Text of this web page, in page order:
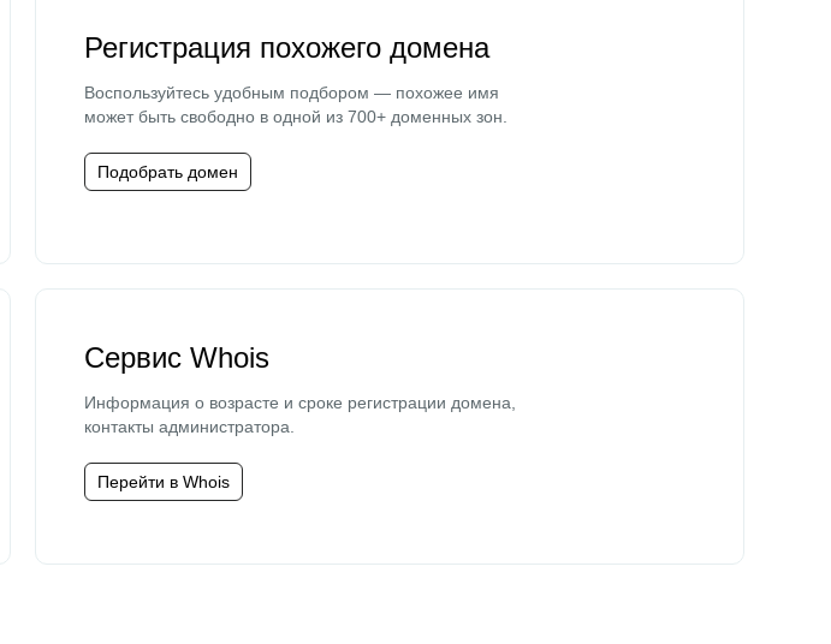
Регистрация похожего домена
Воспользуйтесь удобным подбором — похожее имя
может быть свободно в одной из 700+ доменных зон.
Подобрать домен
Сервис Whois
Информация о возрасте и сроке регистрации домена,
контакты администратора.
Перейти в Whois